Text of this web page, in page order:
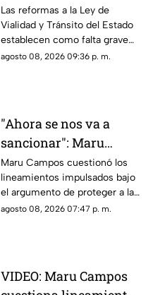
velocidades ya pueden
generar sanciones más
severas
Las reformas a la Ley de
Vialidad y Tránsito del Estado
establecen como falta grave
superar en 25 kilómetros por
agosto 08, 2026 09:36 p. m.
"Ahora se nos va a
sancionar": Maru
Campos acusa censura
en nuevos
lineamientos para
medios
Maru Campos cuestionó los
lineamientos impulsados bajo
el argumento de proteger a las
audiencias y afirmó que
agosto 08, 2026 07:47 p. m.
VIDEO: Maru Campos